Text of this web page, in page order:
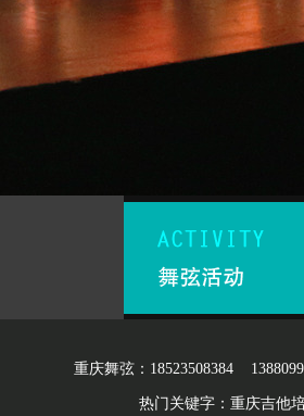
重庆舞弦：18523508384
热门关键字： 重庆吉他